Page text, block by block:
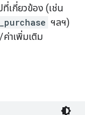
เกี่ยวข้อง (เช่น
ฯลฯ)
าเพิ่มเติม